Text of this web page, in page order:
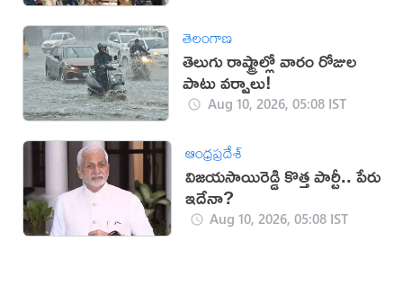
తెలంగాణ
తెలుగు రాష్ట్రాల్లో వారం రోజుల
పాటు వర్షాలు!
Aug 10, 2026, 05:08 IST
ఆంధ్రప్రదేశ్
విజయసాయిరెడ్డి కొత్త పార్టీ.. పేరు
ఇదేనా?
Aug 10, 2026, 05:08 IST